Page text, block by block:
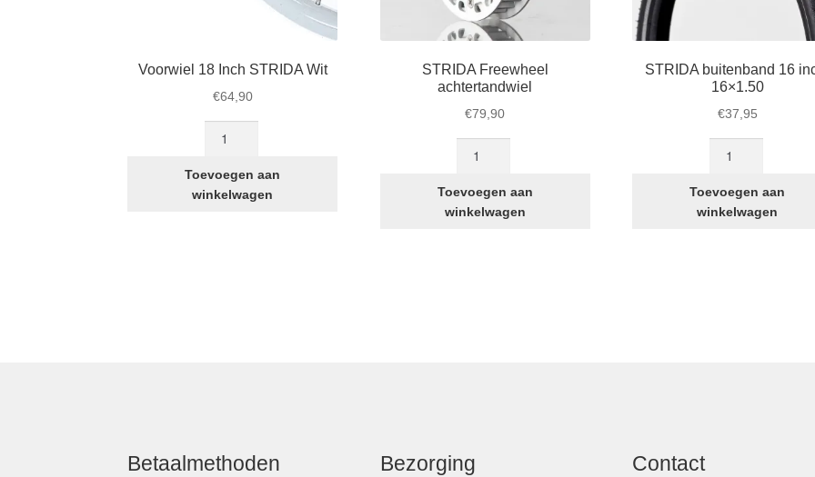
Voorwiel 18 Inch STRIDA Wit
€64,90
Inch
STRIDA
Toevoegen aan
winkelwagen
STRIDA Freewheel
achtertandwiel
€79,90
achtertandwiel
aantal
Toevoegen aan
winkelwagen
STRIDA buitenband 16
16×1.50
€37,95
16
inch:
Toevoegen aan
winkelwagen
Betaalmethoden Bezorging Contact